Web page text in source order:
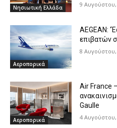
Νησιωτική Ελλάδα 9 Αυγούστου,
Αεροπορικά
AEGEAN:
επιβατών
8 Αυγούστου,
Αεροπορικά
Air France
Gaulle
4 Αυγούστου,